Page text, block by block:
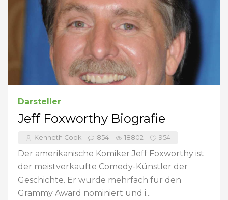
Darsteller
Jeff Foxworthy Biografie
Kenneth Cook 854 18802 954
Der amerikanische Komiker Jeff Foxworthy ist
der meistverkaufte Comedy-Künstler der
Geschichte. Er wurde mehrfach für den
Grammy Award nominiert und i...